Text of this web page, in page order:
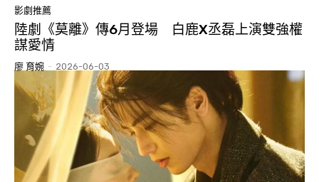
影劇推薦
陸劇《莫離》傳6月登場 白鹿X丞磊上演雙強權
謀愛情
廖 育婉 - 2026-06-03